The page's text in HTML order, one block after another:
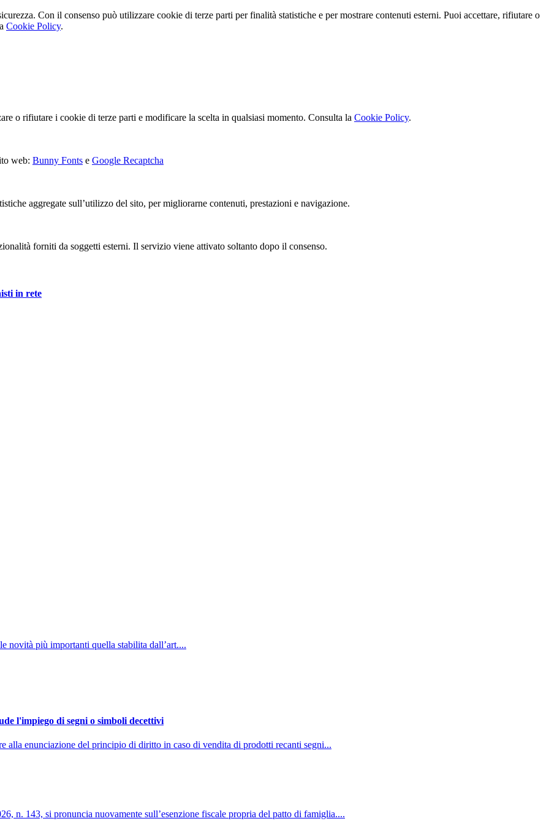
Con il consenso può utilizzare cookie di terze parti per finalità statistiche e per mostrare contenuti esterni. Puoi accettare, rifiutare o
Cookie Policy.
o rifiutare i cookie di terze parti e modificare la scelta in qualsiasi momento. Consulta la Cookie Policy.
web: Bunny Fonts e Google Recaptcha
aggregate sull’utilizzo del sito, per migliorarne contenuti, prestazioni e navigazione.
forniti da soggetti esterni. Il servizio viene attivato soltanto dopo il consenso.
rete
novità più importanti quella stabilita dall’art....
l'impiego di segni o simboli decettivi
alla enunciazione del principio di diritto in caso di vendita di prodotti recanti segni...
n. 143, si pronuncia nuovamente sull’esenzione fiscale propria del patto di famiglia....